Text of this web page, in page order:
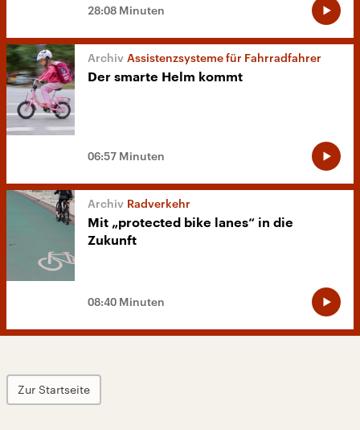
28:08 Minuten
Assistenzsysteme für Fahrradfahrer
Der smarte Helm kommt
06:57 Minuten
Radverkehr
Mit „protected bike lanes“ in die
Zukunft
08:40 Minuten
Zur Startseite